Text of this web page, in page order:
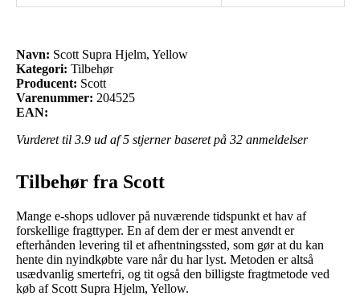
Navn: Scott Supra Hjelm, Yellow
Kategori: Tilbehør
Producent: Scott
Varenummer: 204525
EAN:
Vurderet til 3.9 ud af 5 stjerner baseret på 32 anmeldelser
Tilbehør fra Scott
Mange e-shops udlover på nuværende tidspunkt et hav af
forskellige fragttyper. En af dem der er mest anvendt er
efterhånden levering til et afhentningssted, som gør at du kan
hente din nyindkøbte vare når du har lyst. Metoden er altså
usædvanlig smertefri, og tit også den billigste fragtmetode ved
køb af Scott Supra Hjelm, Yellow.